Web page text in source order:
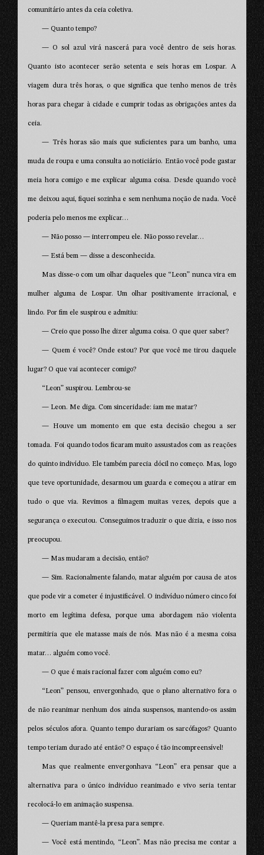
comunitário antes da ceia coletiva.
— Quanto tempo?
— O sol azul virá nascerá para você dentro de seis horas.
Quanto isto acontecer serão setenta e seis horas em Lospar. A
viagem dura três horas, o que significa que tenho menos de três
horas para chegar à cidade e cumprir todas as obrigações antes da
ceia.
— Três horas são mais que suficientes para um banho, uma
muda de roupa e uma consulta ao noticiário. Então você pode gastar
meia hora comigo e me explicar alguma coisa. Desde quando você
me deixou aqui, fiquei sozinha e sem nenhuma noção de nada. Você
poderia pelo menos me explicar…
— Não posso — interrompeu ele. Não posso revelar…
— Está bem — disse a desconhecida.
Mas disse-o com um olhar daqueles que “Leon” nunca vira em
mulher alguma de Lospar. Um olhar positivamente irracional, e
lindo. Por fim ele suspirou e admitiu:
— Creio que posso lhe dizer alguma coisa. O que quer saber?
— Quem é você? Onde estou? Por que você me tirou daquele
lugar? O que vai acontecer comigo?
“Leon” suspirou. Lembrou-se
— Leon. Me diga. Com sinceridade: iam me matar?
— Houve um momento em que esta decisão chegou a ser
tomada. Foi quando todos ficaram muito assustados com as reações
do quinto indivíduo. Ele também parecia dócil no começo. Mas, logo
que teve oportunidade, desarmou um guarda e começou a atirar em
tudo o que via. Revimos a filmagem muitas vezes, depois que a
segurança o executou. Conseguimos traduzir o que dizia, e isso nos
preocupou.
— Mas mudaram a decisão, então?
— Sim. Racionalmente falando, matar alguém por causa de atos
que pode vir a cometer é injustificável. O indivíduo número cinco foi
morto em legítima defesa, porque uma abordagem não violenta
permitiria que ele matasse mais de nós. Mas não é a mesma coisa
matar… alguém como você.
— O que é mais racional fazer com alguém como eu?
“Leon” pensou, envergonhado, que o plano alternativo fora o
de não reanimar nenhum dos ainda suspensos, mantendo-os assim
pelos séculos afora. Quanto tempo durariam os sarcófagos? Quanto
tempo teriam durado até então? O espaço é tão incompreensível!
Mas que realmente envergonhava “Leon” era pensar que a
alternativa para o único indivíduo reanimado e vivo seria tentar
recolocá-lo em animação suspensa.
— Queriam mantê-la presa para sempre.
— Você está mentindo, “Leon”. Mas não precisa me contar a